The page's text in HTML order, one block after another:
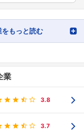
をもっと読む
業
3.8
3.7